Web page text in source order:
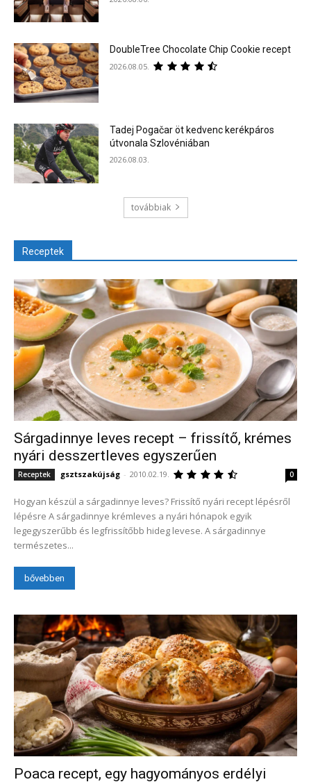
DoubleTree Chocolate Chip Cookie recept
2026.08.05.
Tadej Pogačar öt kedvenc kerékpáros
útvonala Szlovéniában
2026.08.03.
továbbiak
Receptek
Sárgadinnye leves recept – frissítő, krémes
nyári desszertleves egyszerűen
Receptek gsztszakújság - 2010.02.19. 0
Hogyan készül a sárgadinnye leves? Frissítő nyári recept lépésről
lépésre A sárgadinnye krémleves a nyári hónapok egyik
legegyszerűbb és legfrissítőbb hideg levese. A sárgadinnye
természetes...
bővebben
Poaca recept, egy hagyományos erdélyi